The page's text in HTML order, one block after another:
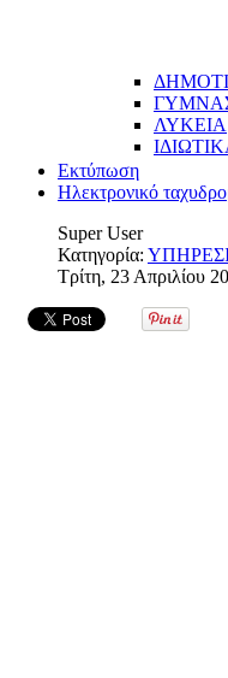
ΛΥΚΕΙΑ
Εκτύπωση
Ηλεκτρονικό
Super User
Κατηγορία:
Τρίτη, 23 Απριλίου